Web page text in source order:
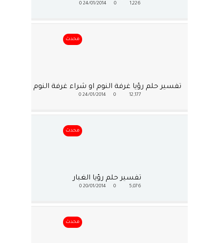
1,226
24/01/2014
0
محدث
تفسير حلم رؤيا غرفة النوم او شراء غرفة النوم
12,177
24/01/2014
0
محدث
تفسير حلم رؤيا الغبار
5,076
0
20/01/2014
0
محدث